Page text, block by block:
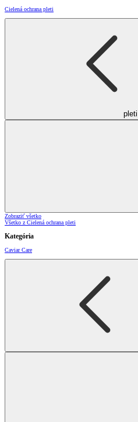
Cielená ochrana pleti
pleti
Zobraziť všetko
Všetko z Cielená ochrana pleti
Kategória
Caviar Care